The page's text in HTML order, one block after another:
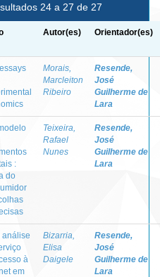
24 a 27 de 27
Autor(es) Orientador(es)
Morais,
Marcleiton
Ribeiro
Resende,
José
Guilherme de
Lara
:
do
Teixeira,
Rafael
Nunes
Resende,
José
Guilherme de
Lara
análise
à
em
Bizarria,
Elisa
Daigele
Resende,
José
Guilherme de
Lara